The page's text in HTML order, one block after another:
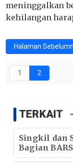
meninggalkan
kehilangan
Halaman
1 2
TERKAIT
Singkil dan
Bagian
Kandung